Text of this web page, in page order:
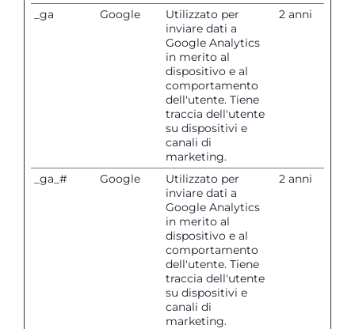
_ga Google
Utilizzato per
inviare dati a
Google Analytics
in merito al
dispositivo e al
comportamento
dell'utente. Tiene
traccia dell'utente
su dispositivi e
canali di
marketing.
2 anni
_ga_# Google
Utilizzato per
inviare dati a
Google Analytics
in merito al
dispositivo e al
comportamento
dell'utente. Tiene
traccia dell'utente
su dispositivi e
canali di
marketing.
2 anni